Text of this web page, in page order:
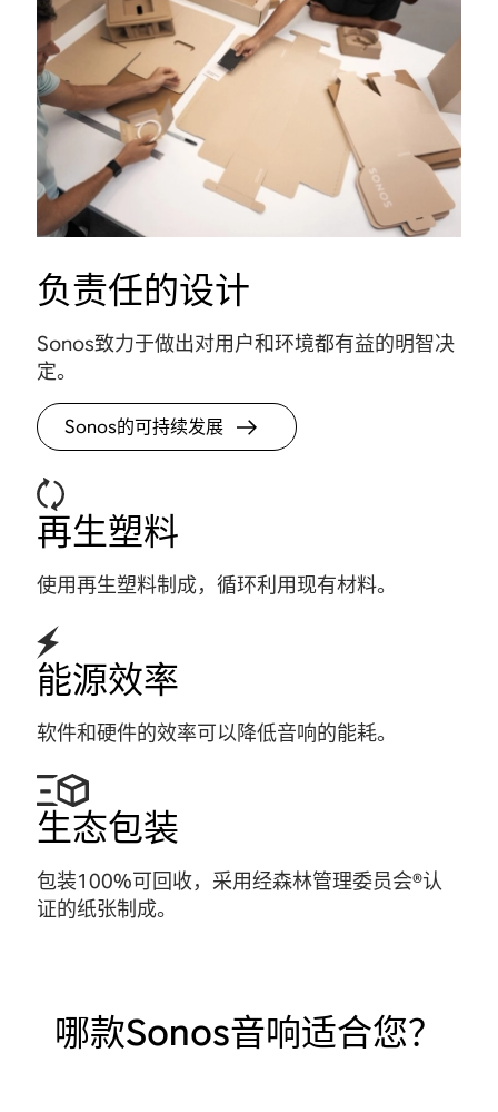
负责任的设计
Sonos致力于做出对用户和环境都有益的明智决
定。
Sonos的可持续发展
再生塑料
使用再生塑料制成，循环利用现有材料。
能源效率
软件和硬件的效率可以降低音响的能耗。
生态包装
包装100%可回收，采用经森林管理委员会®认
证的纸张制成。
哪款Sonos音响适合您？